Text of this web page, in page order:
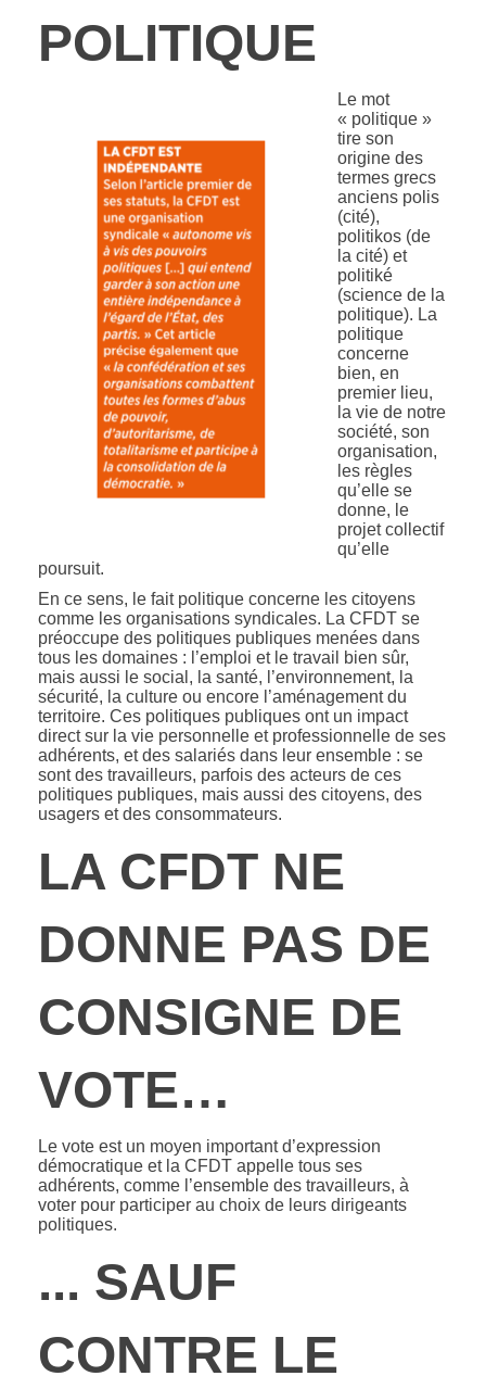
POLITIQUE
Le mot
« politique »
tire son
origine des
termes grecs
anciens polis
(cité),
politikos (de
la cité) et
politiké
(science de la
politique). La
politique
concerne
bien, en
premier lieu,
la vie de notre
société, son
organisation,
les règles
qu’elle se
donne, le
projet collectif
qu’elle
poursuit.
En ce sens, le fait politique concerne les citoyens
comme les organisations syndicales. La CFDT se
préoccupe des politiques publiques menées dans
tous les domaines : l’emploi et le travail bien sûr,
mais aussi le social, la santé, l’environnement, la
sécurité, la culture ou encore l’aménagement du
territoire. Ces politiques publiques ont un impact
direct sur la vie personnelle et professionnelle de ses
adhérents, et des salariés dans leur ensemble : se
sont des travailleurs, parfois des acteurs de ces
politiques publiques, mais aussi des citoyens, des
usagers et des consommateurs.
LA CFDT NE
DONNE PAS DE
CONSIGNE DE
VOTE…
Le vote est un moyen important d’expression
démocratique et la CFDT appelle tous ses
adhérents, comme l’ensemble des travailleurs, à
voter pour participer au choix de leurs dirigeants
politiques.
... SAUF
CONTRE LE